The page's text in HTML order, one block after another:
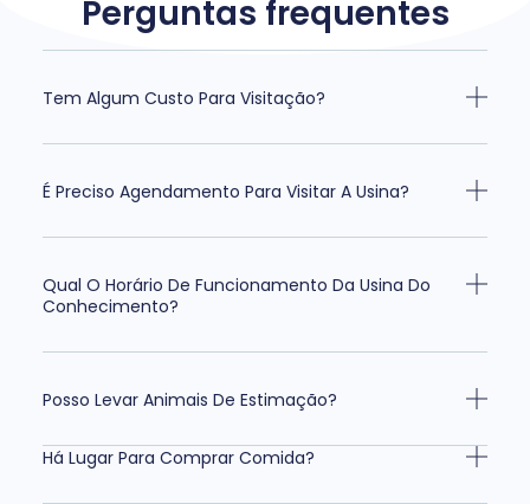
Perguntas frequentes
Tem Algum Custo Para Visitação?
É Preciso Agendamento Para Visitar A Usina?
Qual O Horário De Funcionamento Da Usina Do
Conhecimento?
Posso Levar Animais De Estimação?
Há Lugar Para Comprar Comida?